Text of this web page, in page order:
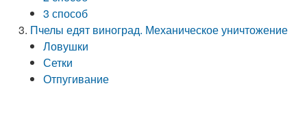
3 способ
Пчелы едят виноград. Механическое уничтожение
Ловушки
Сетки
Отпугивание